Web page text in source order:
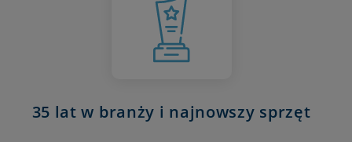
35 lat w branży i najnowszy sprzęt